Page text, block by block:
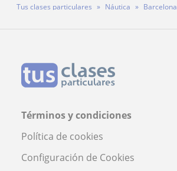
Tus clases particulares Náutica
Barcelona
Términos y condiciones
Política de cookies
Configuración de Cookies